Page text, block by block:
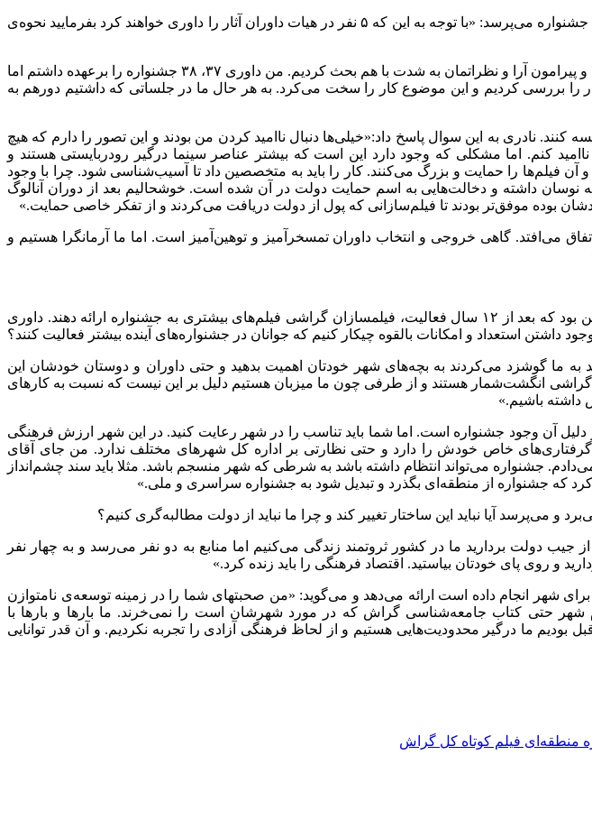
می‌پرسد: «با توجه به این که ۵نفر در هیات داوران آثار را داوری خواهند کرد بفرمایید نحوه‌ی
و پیرامون آرا و نظراتمان به شدت با هم بحث کردیم. من داوری ۳۷، ۳۸ جشنواره را برعهده داشتم اما
آثار را بررسی کردیم و این موضوع کار را سخت می‌کرد. به هر حال ما در جلساتی که داشتیم دورهم به
نادری به این سوال پاسخ داد:«خیلی‌ها دنبال ناامید کردن من بودند و این تصور را دارم که هیچ
کنم. اما مشکلی که وجود دارد این است که بیشتر عناصر سینما درگیر رودربایستی هستند و
فیلم‌ها را حمایت و بزرگ می‌کنند. کار را باید به متخصصین داد تا آسیبشناسی شود. چرا با وجود
نوسان داشته و دخالت‌هایی به اسم حمایت دولت در آن شده است. خوشحالیم بعد از دوران آنالوگ
بوده موفق‌تر بودند تا فیلم‌سازانی که پول از دولت دریافت می‌کردند و از تفکر خاصی حمایت.»
می‌افتد. گاهی خروجی و انتخاب داوران تمسخرآمیز و توهین‌آمیز است. اما ما آرمانگرا هستیم و
بود که بعد از ۱۲ سال فعالیت، فیلمسازان گراشی فیلم‌های بیشتری به جشنواره ارائه دهند. داوری
استعداد و امکانات بالقوه چیکار کنیم که جوانان در جشنواره‌های آینده بیشتر فعالیت کنند؟
به ما گوشزد می‌کردند به بچه‌های شهر خودتان اهمیت بدهید و حتی داوران و دوستان خودشان این
گراشی انگشت‌شمار هستند و از طرفی چون ما میزبان هستیم دلیل بر این نیست که نسبت به کارهای
داشته باشیم.»
دلیل آن وجود جشنواره است. اما شما باید تناسب را در شهر رعایت کنید. در این شهر ارزش فرهنگی
خاص خودش را دارد و حتی نظارتی بر اداره کل شهرهای مختلف ندارد. من جای آقای
می‌دادم. جشنواره می‌تواند انتظام داشته باشد به شرطی که شهر منسجم باشد. مثلا باید سند چشم‌انداز
که جشنواره از منطقه‌ای بگذرد و تبدیل شود به جشنواره سراسری و ملی.»
آیا نباید این ساختار تغییر کند و چرا ما نباید از دولت مطالبه‌گری کنیم؟
دولت بردارید ما در کشور ثروتمند زندگی ‌می‌کنیم اما منابع به دو نفر می‌رسد و به چهار نفر
و روی پای خودتان بیاستید. اقتصاد فرهنگی را باید زنده کرد.»
شهر انجام داده است ارائه می‌دهد و می‌گوید: «من صحبتهای شما را در زمینه توسعه‌ی نامتوازن
حتی کتاب جامعه‌شناسی گراش که در مورد شهرشان است را نمی‌خرند. ما بارها و بارها با
بودیم ما درگیر محدودیت‌هایی هستیم و از لحاظ فرهنگی آزادی را تجربه نکردیم. و آن قدر توانایی
منطقه‌ای فیلم کوتاه کل گراش